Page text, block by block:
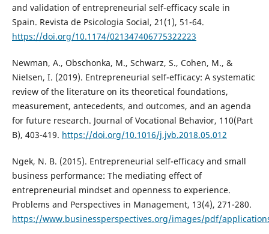
and validation of entrepreneurial self-efficacy scale in
Spain. Revista de Psicologia Social, 21(1), 51-64.
https://doi.org/10.1174/021347406775322223
Newman, A., Obschonka, M., Schwarz, S., Cohen, M., &
Nielsen, I. (2019). Entrepreneurial self-efficacy: A systematic
review of the literature on its theoretical foundations,
measurement, antecedents, and outcomes, and an agenda
for future research. Journal of Vocational Behavior, 110(Part
B), 403-419. https://doi.org/10.1016/j.jvb.2018.05.012
Ngek, N. B. (2015). Entrepreneurial self-efficacy and small
business performance: The mediating effect of
entrepreneurial mindset and openness to experience.
Problems and Perspectives in Management, 13(4), 271-280.
https://www.businessperspectives.org/images/pdf/